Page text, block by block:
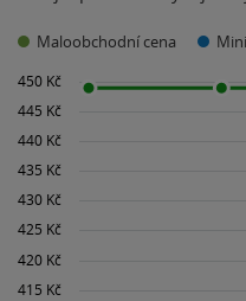
Maloobchodní cena